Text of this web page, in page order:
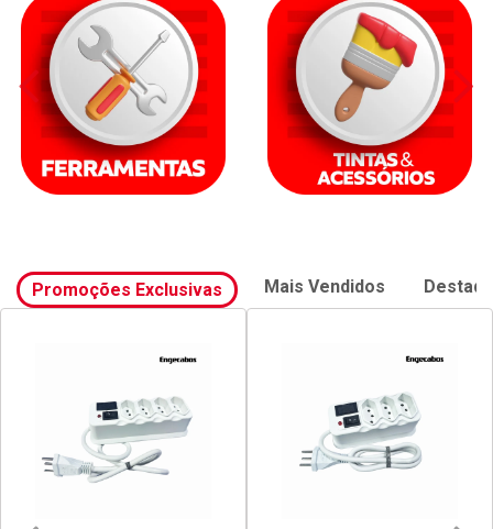
Promoções Exclusivas Mais Vendidos